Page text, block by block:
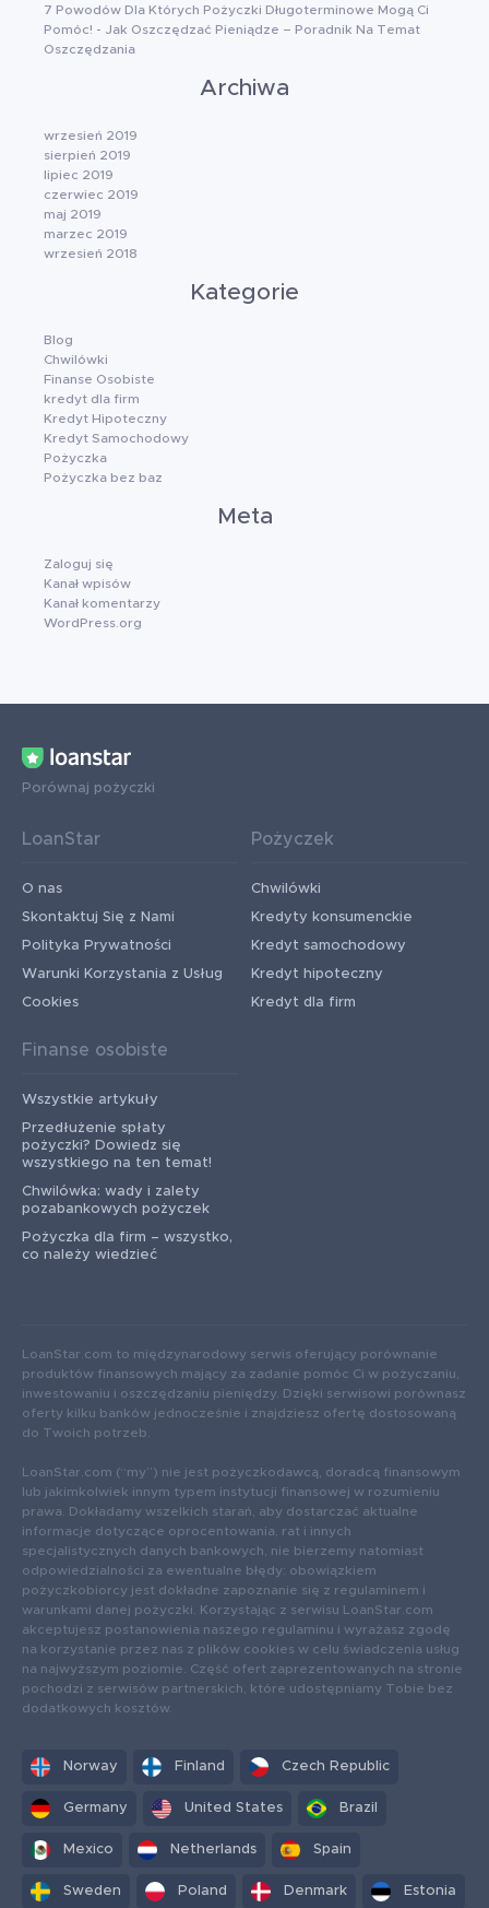
7 Powodów Dla Których Pożyczki Długoterminowe Mogą Ci
Pomóc! - Jak Oszczędzać Pieniądze – Poradnik Na Temat
Oszczędzania
Archiwa
wrzesień 2019
sierpień 2019
lipiec 2019
czerwiec 2019
maj 2019
marzec 2019
wrzesień 2018
Kategorie
Blog
Chwilówki
Finanse Osobiste
kredyt dla firm
Kredyt Hipoteczny
Kredyt Samochodowy
Pożyczka
Pożyczka bez baz
Meta
Zaloguj się
Kanał wpisów
Kanał komentarzy
WordPress.org
Porównaj pożyczki
LoanStar
O nas
Skontaktuj Się z Nami
Polityka Prywatności
Warunki Korzystania z Usług
Cookies
Pożyczek
Chwilówki
Kredyty konsumenckie
Kredyt samochodowy
Kredyt hipoteczny
Kredyt dla firm
Finanse osobiste
Wszystkie artykuły
Przedłużenie spłaty
pożyczki? Dowiedz się
wszystkiego na ten temat!
Chwilówka: wady i zalety
pozabankowych pożyczek
Pożyczka dla firm – wszystko,
co należy wiedzieć
LoanStar.com to międzynarodowy serwis oferujący porównanie
produktów finansowych mający za zadanie pomóc Ci w pożyczaniu,
inwestowaniu i oszczędzaniu pieniędzy. Dzięki serwisowi porównasz
oferty kilku banków jednocześnie i znajdziesz ofertę dostosowaną
do Twoich potrzeb.
LoanStar.com (“my”) nie jest pożyczkodawcą, doradcą finansowym
lub jakimkolwiek innym typem instytucji finansowej w rozumieniu
prawa. Dokładamy wszelkich starań, aby dostarczać aktualne
informacje dotyczące oprocentowania, rat i innych
specjalistycznych danych bankowych, nie bierzemy natomiast
odpowiedzialności za ewentualne błędy: obowiązkiem
pożyczkobiorcy jest dokładne zapoznanie się z regulaminem i
warunkami danej pożyczki. Korzystając z serwisu LoanStar.com
akceptujesz postanowienia naszego regulaminu i wyrażasz zgodę
na korzystanie przez nas z plików cookies w celu świadczenia usług
na najwyższym poziomie. Część ofert zaprezentowanych na stronie
pochodzi z serwisów partnerskich, które udostępniamy Tobie bez
dodatkowych kosztów.
Norway Finland Czech Republic
Germany United States Brazil
Mexico Netherlands Spain
Sweden Poland Denmark Estonia